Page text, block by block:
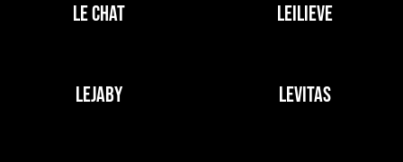
LE CHAT LEILIEVE
LEJABY LEVITAS